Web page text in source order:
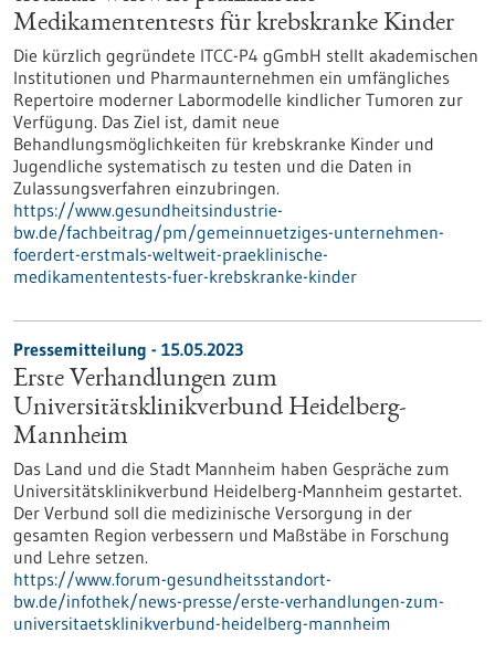
Medikamententests für krebskranke Kinder
Die kürzlich gegründete ITCC-P4 gGmbH stellt akademischen
Institutionen und Pharmaunternehmen ein umfängliches
Repertoire moderner Labormodelle kindlicher Tumoren zur
Verfügung. Das Ziel ist, damit neue
Behandlungsmöglichkeiten für krebskranke Kinder und
Jugendliche systematisch zu testen und die Daten in
Zulassungsverfahren einzubringen.
https://www.gesundheitsindustrie-
bw.de/fachbeitrag/pm/gemeinnuetziges-unternehmen-
foerdert-erstmals-weltweit-praeklinische-
medikamententests-fuer-krebskranke-kinder
Pressemitteilung - 15.05.2023
Erste Verhandlungen zum
Universitätsklinikverbund Heidelberg-
Mannheim
Das Land und die Stadt Mannheim haben Gespräche zum
Universitätsklinikverbund Heidelberg-Mannheim gestartet.
Der Verbund soll die medizinische Versorgung in der
gesamten Region verbessern und Maßstäbe in Forschung
und Lehre setzen.
https://www.forum-gesundheitsstandort-
bw.de/infothek/news-presse/erste-verhandlungen-zum-
universitaetsklinikverbund-heidelberg-mannheim